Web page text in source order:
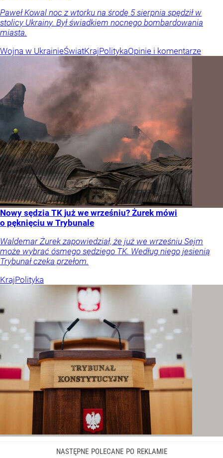
Paweł Kowal noc z wtorku na środę 5 sierpnia spędził w
stolicy Ukrainy. Był świadkiem nocnego bombardowania
miasta.
Wojna w UkrainieŚwiatKrajPolitykaOpinie i komentarze
Nowy sędzia TK już we wrześniu? Żurek mówi
o pęknięciu w Trybunale
Waldemar Żurek zapowiedział, że już we wrześniu Sejm
może wybrać ósmego sędziego TK. Według niego jesienią
Trybunał czeka przełom.
KrajPolityka